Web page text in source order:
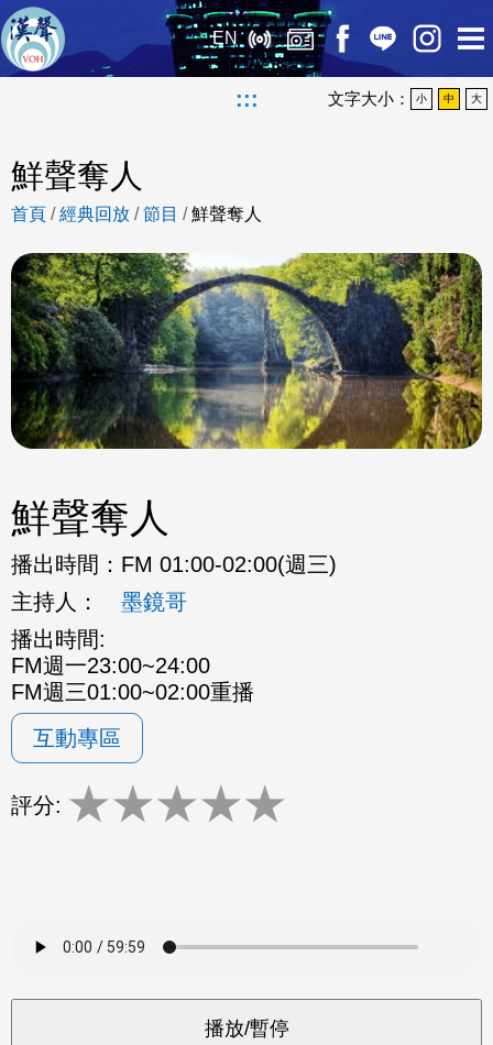
EN
::: 文字大小： 小 中 大
鮮聲奪人
首頁 /經典回放 /節目 /鮮聲奪人
鮮聲奪人
播出時間： FM 01:00-02:00(週三)
主持人：
墨鏡哥
播出時間:
FM週一23:00~24:00
FM週三01:00~02:00重播
互動專區
評分: ★★★★★